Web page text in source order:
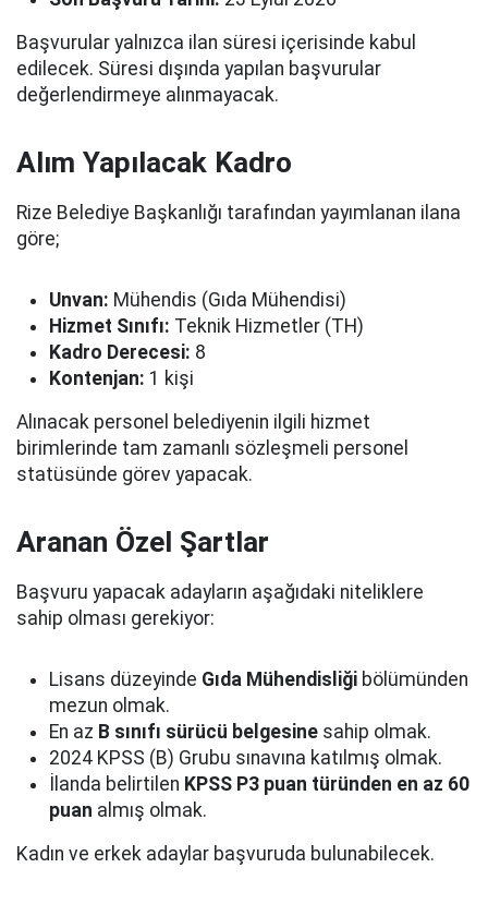
Başvurular yalnızca ilan süresi içerisinde kabul
edilecek. Süresi dışında yapılan başvurular
değerlendirmeye alınmayacak.
Alım Yapılacak Kadro
Rize Belediye Başkanlığı tarafından yayımlanan ilana
göre;
Unvan: Mühendis (Gıda Mühendisi)
Hizmet Sınıfı: Teknik Hizmetler (TH)
Kadro Derecesi: 8
Kontenjan: 1 kişi
Alınacak personel belediyenin ilgili hizmet
birimlerinde tam zamanlı sözleşmeli personel
statüsünde görev yapacak.
Aranan Özel Şartlar
Başvuru yapacak adayların aşağıdaki niteliklere
sahip olması gerekiyor:
Lisans düzeyinde Gıda Mühendisliği bölümünden
mezun olmak.
En az B sınıfı sürücü belgesine sahip olmak.
2024 KPSS (B) Grubu sınavına katılmış olmak.
İlanda belirtilen KPSS P3 puan türünden en az 60
puan almış olmak.
Kadın ve erkek adaylar başvuruda bulunabilecek.